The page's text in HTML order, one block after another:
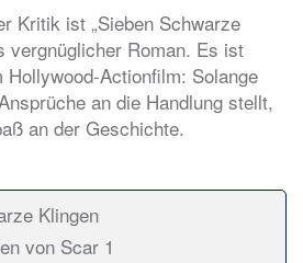
Kritik ist „Sieben Schwarze
vergnüglicher Roman. Es ist
Hollywood-Actionfilm: Solange
an die Handlung stellt,
an der Geschichte.
Klingen
von Scar 1